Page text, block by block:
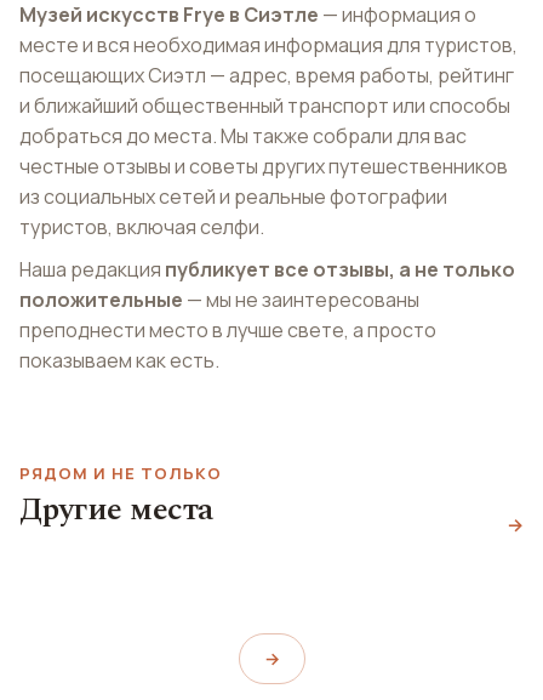
Музей искусств Frye в Сиэтле — информация о
месте и вся необходимая информация для туристов,
посещающих Сиэтл — адрес, время работы, рейтинг
и ближайший общественный транспорт или способы
добраться до места. Мы также собрали для вас
честные отзывы и советы других путешественников
из социальных сетей и реальные фотографии
туристов, включая селфи.
Наша редакция публикует все отзывы, а не только
положительные — мы не заинтересованы
преподнести место в лучше свете, а просто
показываем как есть.
РЯДОМ И НЕ ТОЛЬКО
Другие места →
Парк Кола Андерсона
Тихоокеанский
→